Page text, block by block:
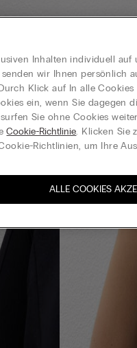
Inhalten individuell
wir Ihnen persönlich
Klick auf In alle
ein, wenn Sie dagegen
Sie ohne Cookies
Cookie-Richtlinie. Klicken Sie
Richtlinien, um Ihre
ALLE COOKIES